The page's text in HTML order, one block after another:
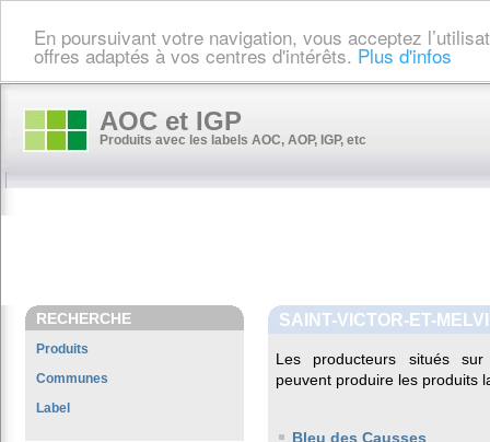
En poursuivant votre navigation, vous acceptez
offres adaptés à vos centres d'intérêts. Plus d'infos
AOC et IGP
Produits avec les labels AOC, AOP, IGP, etc
RECHERCHE
Produits
Communes
Label
SAINT-VICTOR-ET-
Les producteurs situés
peuvent produire les produits
Bleu des Causses